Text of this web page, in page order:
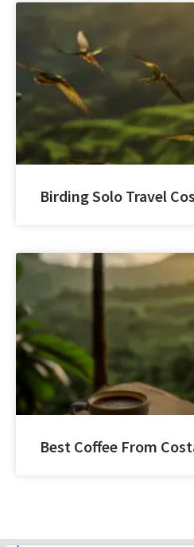
Birding Solo Travel
Best Coffee From